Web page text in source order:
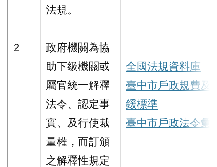
法規。
2
政府機關為協
助下級機關或
屬官統一解釋
法令、認定事
實、及行使裁
量權，而訂頒
之解釋性規定
全國法規資料庫
臺中市戶政規費及
鍰標準
臺中市戶政法令彙